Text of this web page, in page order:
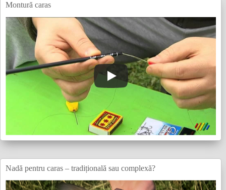
Montură caras
Nadă pentru caras – tradițională sau complexă?